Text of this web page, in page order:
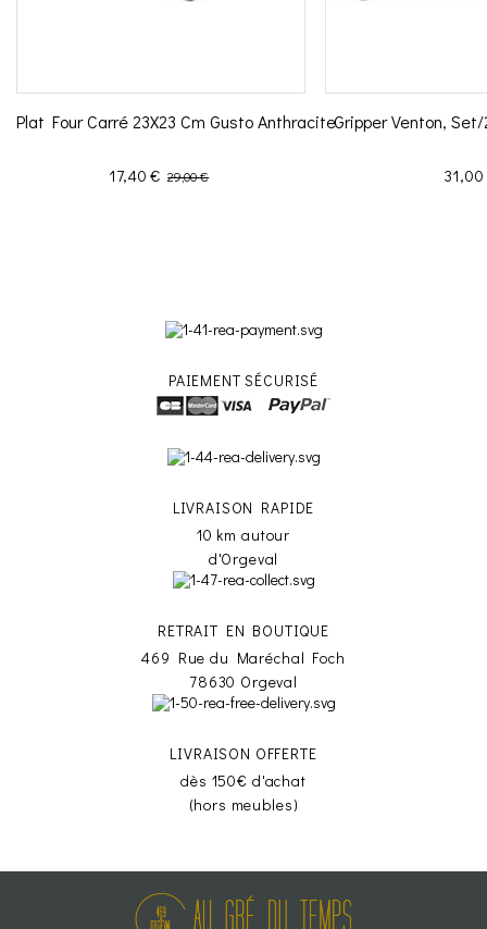
Plat Four Carré 23X23 Cm Gusto Anthracite
Prix
17,40 € Prix de base
29,00 €
Gripper Venton,
Prix
PAIEMENT SÉCURISÉ
LIVRAISON RAPIDE
10 km autour
d'Orgeval
RETRAIT EN BOUTIQUE
469 Rue du Maréchal Foch
78630 Orgeval
LIVRAISON OFFERTE
dès 150€ d'achat
(hors meubles)